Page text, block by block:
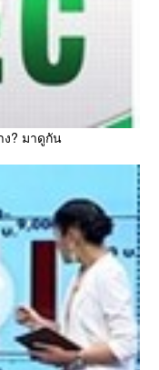
ง? มาดูกัน